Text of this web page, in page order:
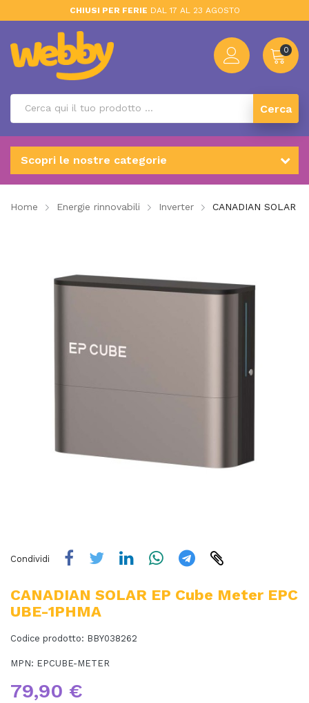
CHIUSI PER FERIE DAL 17 AL 23 AGOSTO
0
Cerca
Scopri le nostre categorie
Home Energie rinnovabili Inverter CANADIAN SOLAR
Condividi
CANADIAN SOLAR EP Cube Meter EPC
UBE-1PHMA
Codice prodotto: BBY038262
MPN: EPCUBE-METER
79,90 €